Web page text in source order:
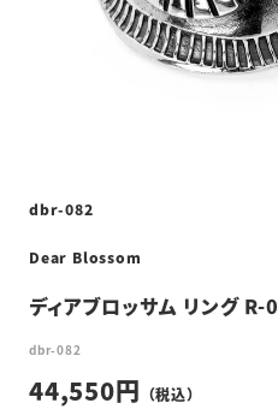
dbr-082
Dear Blossom
ディアブロッサム リング R-
dbr-082
44,550